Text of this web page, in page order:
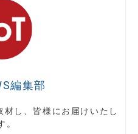
編集部
し、皆様にお届けいたし
。